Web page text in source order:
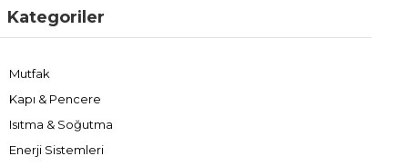
Kategoriler
Mutfak
Kapı & Pencere
Isıtma & Soğutma
Enerji Sistemleri